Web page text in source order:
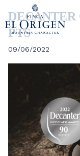
DECANTER
PTS
09/06/2022